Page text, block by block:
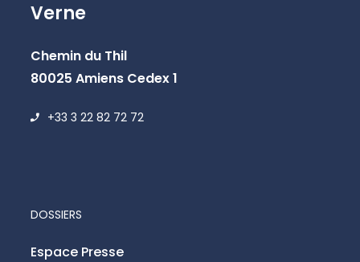
Verne
Chemin du Thil
80025 Amiens Cedex 1
+33 3 22 82 72 72
DOSSIERS
Espace Presse